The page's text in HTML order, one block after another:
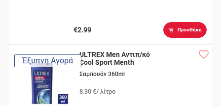
€2.99 Προσθήκη
Έξυπνη Αγορά
ULTREX Men Αντιπ/κό
Cool Sport Menth
Σαμπουάν 360ml
8.30 €/ λίτρο